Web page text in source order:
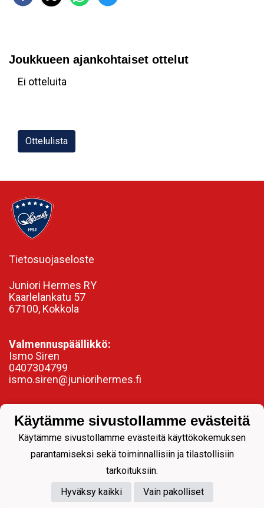
Joukkueen ajankohtaiset ottelut
Ei otteluita
Ottelulista
Tietosuojaseloste
Juniori Hermes RY
Kaarlelankatu 57
67100, Kokkola
Valmennuspäällikkö:
Ismo Siren
0407304799
ismo.siren@juniorihermes.fi
Powered by
Käytämme sivustollamme evästeitä
Käytämme sivustollamme evästeitä käyttökokemuksen
parantamiseksi sekä toiminnallisiin ja tilastollisiin
tarkoituksiin.
Hyväksy kaikki
Vain pakolliset